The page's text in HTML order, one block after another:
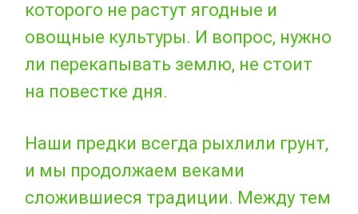
которого не растут ягодные и
овощные культуры. И вопрос, нужно
ли перекапывать землю, не стоит
на повестке дня.
Наши предки всегда рыхлили грунт,
и мы продолжаем веками
сложившиеся традиции. Между тем